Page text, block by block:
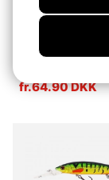
fr.64.90 DKK